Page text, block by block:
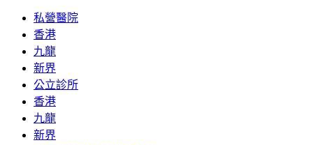
私營醫院
香港
九龍
新界
公立診所
香港
九龍
新界